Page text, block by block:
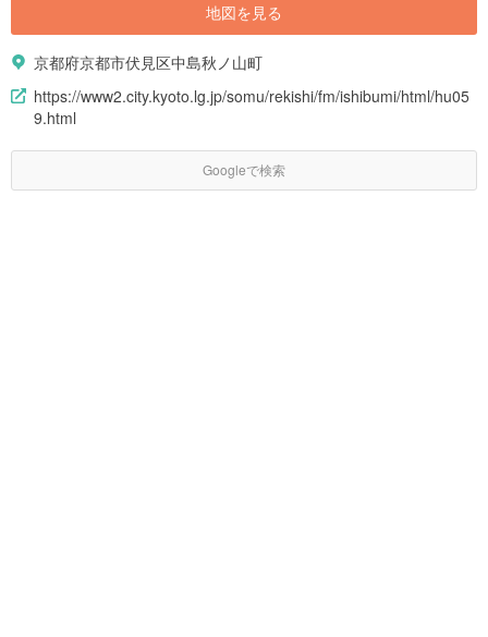
地図を見る
京都府京都市伏見区中島秋ノ山町
https://www2.city.kyoto.lg.jp/somu/rekishi/fm/ishibumi/html/hu05
9.html
Googleで検索